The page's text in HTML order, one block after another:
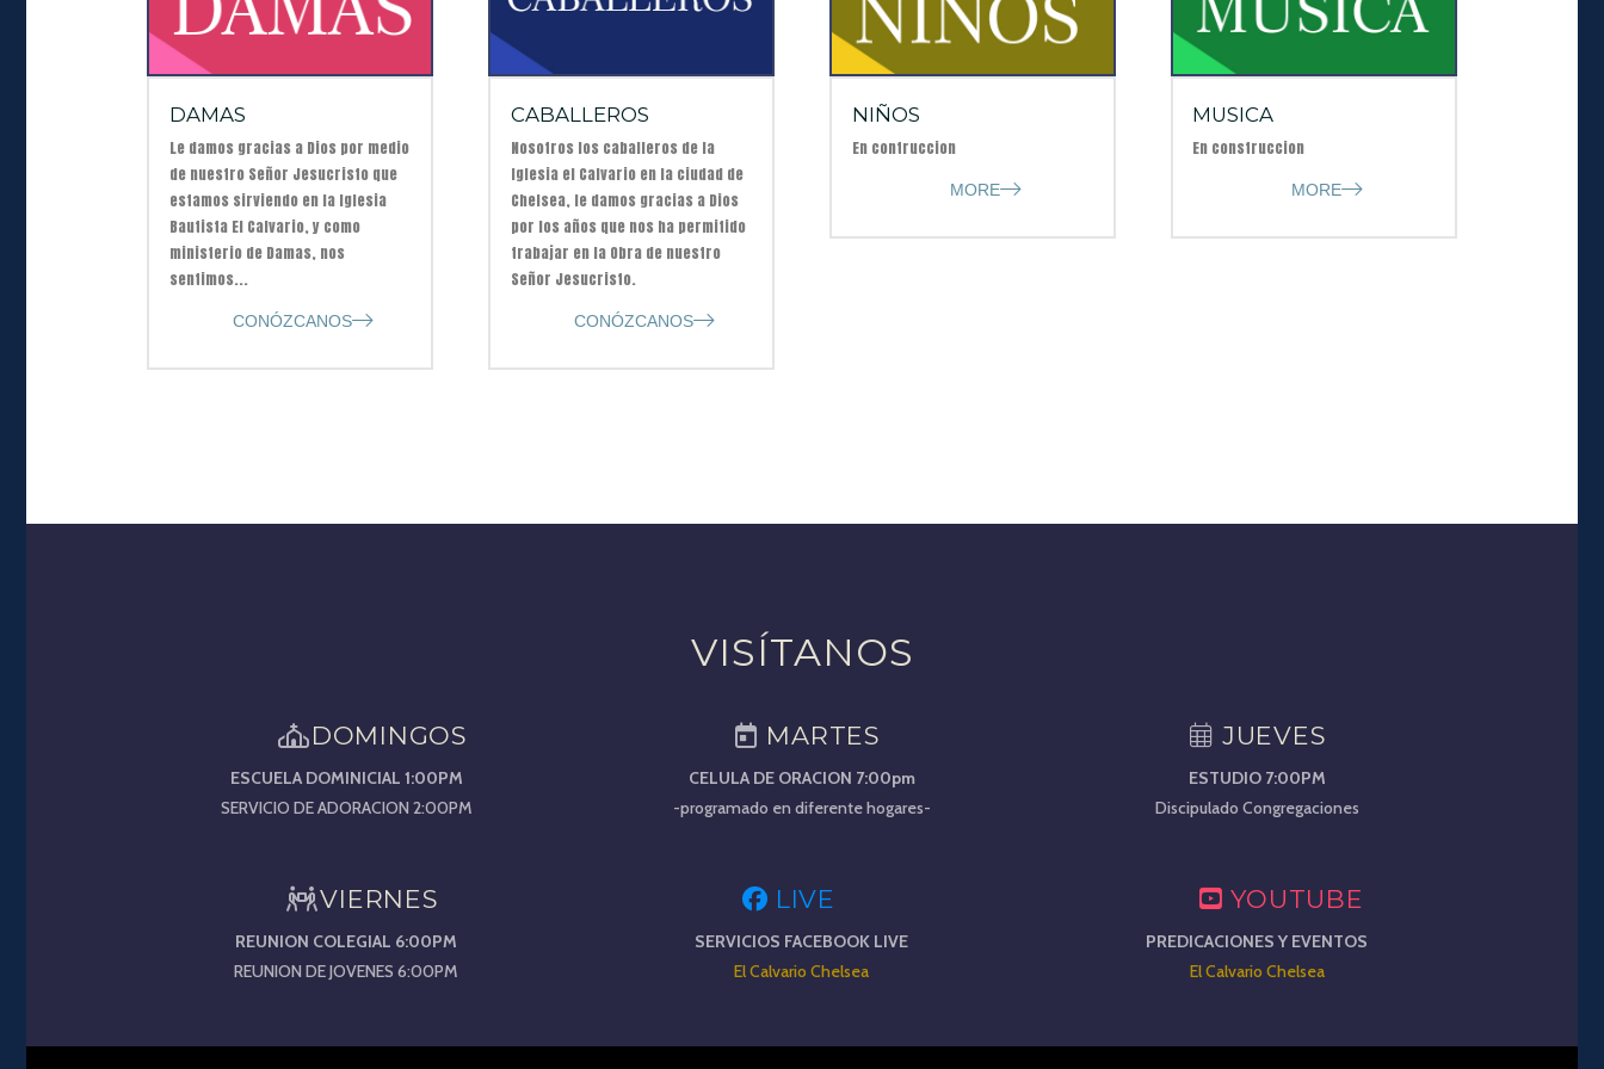
DAMAS
Le damos gracias a Dios por medio
de nuestro Señor Jesucristo que
estamos sirviendo en la Iglesia
Bautista El Calvario, y como
ministerio de Damas, nos
sentimos...
CONÓZCANOS
CABALLEROS
Nosotros los caballeros de la
Iglesia el Calvario en la ciudad de
Chelsea, le damos gracias a Dios
por los años que nos ha permitido
trabajar en la Obra de nuestro
Señor Jesucristo.
CONÓZCANOS
NIÑOS
En contruccion
MORE
MUSICA
En construccion
MORE
VISÍTANOS
DOMINGOS
ESCUELA DOMINICIAL 1:00PM
SERVICIO DE ADORACION 2:00PM
MARTES
CELULA DE ORACION 7:00pm
-programado en diferente hogares-
JUEVES
ESTUDIO 7:00PM
Discipulado Congregaciones
VIERNES
REUNION COLEGIAL 6:00PM
REUNION DE JOVENES 6:00PM
LIVE
SERVICIOS FACEBOOK LIVE
El Calvario Chelsea
YOUTUBE
PREDICACIONES Y EVENTOS
El Calvario Chelsea